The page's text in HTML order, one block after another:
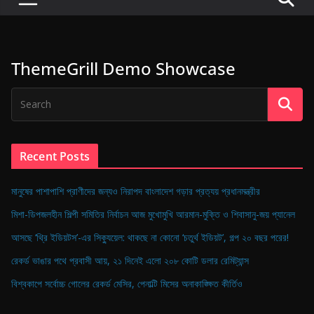
s
e
f
D
i
g
a
l
B
ThemeGrill Demo Showcase
Recent Posts
মানুষের পাশাপাশি প্রাণীদের জন্যও নিরাপদ বাংলাদেশ গড়ার প্রত্যয় প্রধানমন্ত্রীর
মিশা-ডিপজলহীন শিল্পী সমিতির নির্বাচন আজ মুখোমুখি আরমান-মুক্তি ও শিবাসানু-জয় প্যানেল
আসছে ‘থ্রি ইডিয়টস’-এর সিক্যুয়েল: থাকছে না কোনো ‘চতুর্থ ইডিয়ট’, গল্প ২০ বছর পরের!
রেকর্ড ভাঙার পথে প্রবাসী আয়, ২১ দিনেই এলো ২০৮ কোটি ডলার রেমিট্যান্স
বিশ্বকাপে সর্বোচ্চ গোলের রেকর্ড মেসির, পেনাল্টি মিসের অনাকাঙ্ক্ষিত কীর্তিও